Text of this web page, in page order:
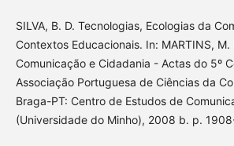
SILVA, B. D. Tecnologias, Ecologias da
Contextos Educacionais. In: MARTINS, M.
Comunicação e Cidadania - Actas do 5º
Associação Portuguesa de Ciências da
Braga-PT: Centro de Estudos de
(Universidade do Minho), 2008 b. p.